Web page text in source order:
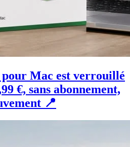
Mac est verrouillé
€, sans abonnement,
📍